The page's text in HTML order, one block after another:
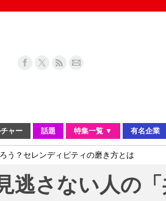
ャー 話題 特集一覧 ▼ 有名企業
う？セレンディピティの磨き方とは
逃さない人の「